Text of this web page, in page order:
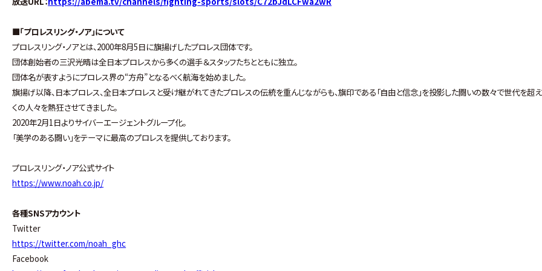
■「プロレスリング・ノア」について
プロレスリング・ノアとは、2000年8月5日に旗揚げしたプロレス団体です。
団体創始者の三沢光晴は全日本プロレスから多くの選手＆スタッフたちとともに独立。
団体名が表すようにプロレス界の“方舟”となるべく航海を始めました。
旗揚げ以降、日本プロレス、全日本プロレスと受け継がれてきたプロレスの伝統を重んじながらも、旗印である「自由と信念」を投影した闘いの数々で世代を超
くの人々を熱狂させてきました。
2020年2月1日よりサイバーエージェントグループ化。
「美学のある闘い」をテーマに最高のプロレスを提供しております。
プロレスリング・ノア公式サイト
https://www.noah.co.jp/
各種SNSアカウント
Twitter
https://twitter.com/noah_ghc
Facebook